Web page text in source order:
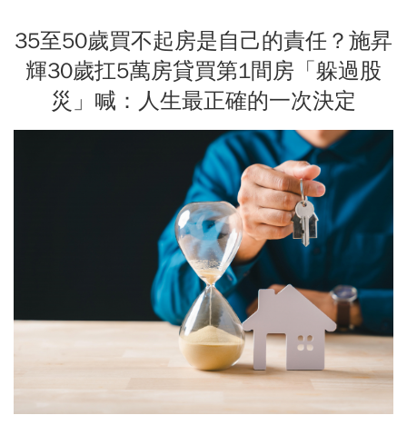
35至50歲買不起房是自己的責任？施昇
輝30歲扛5萬房貸買第1間房「躲過股
災」喊：人生最正確的一次決定